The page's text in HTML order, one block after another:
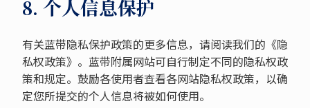
8. 个人信息保护
有关蓝带隐私保护政策的更多信息，请阅读我们的《隐
私权政策》。蓝带附属网站可自行制定不同的隐私权政
策和规定。鼓励各使用者查看各网站隐私权政策，以确
定您所提交的个人信息将被如何使用。